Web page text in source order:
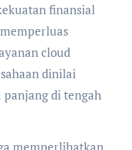
finansial
cloud
dinilai
di tengah
memperlihatkan